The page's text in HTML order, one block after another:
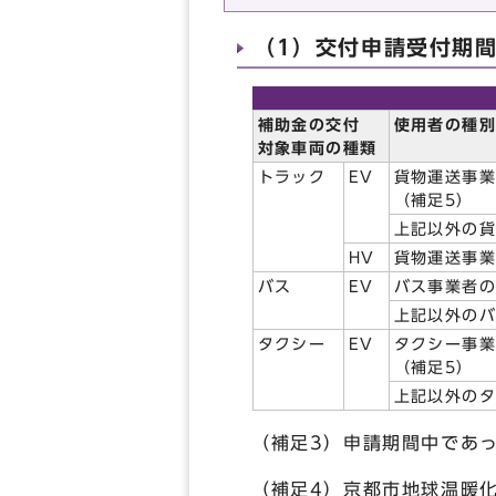
（1）交付申請受付期
補助金の交付
対象車両の種類
使用者の種別
トラック EV
貨物運送事
（補足5）
上記以外の
HV
貨物運送事
バス
EV
バス事業者
上記以外の
タクシー
EV
タクシー事
（補足5）
上記以外の
（補足3）申請期間中であ
（補足4）京都市地球温暖